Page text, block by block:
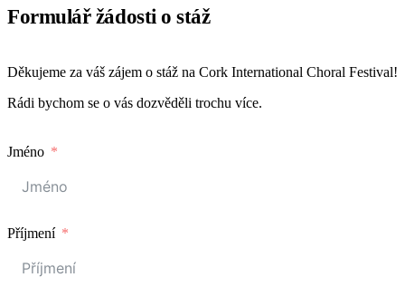
Formulář žádosti o stáž
Děkujeme za váš zájem o stáž na Cork International Choral Festival!
Rádi bychom se o vás dozvěděli trochu více.
Jméno
Příjmení